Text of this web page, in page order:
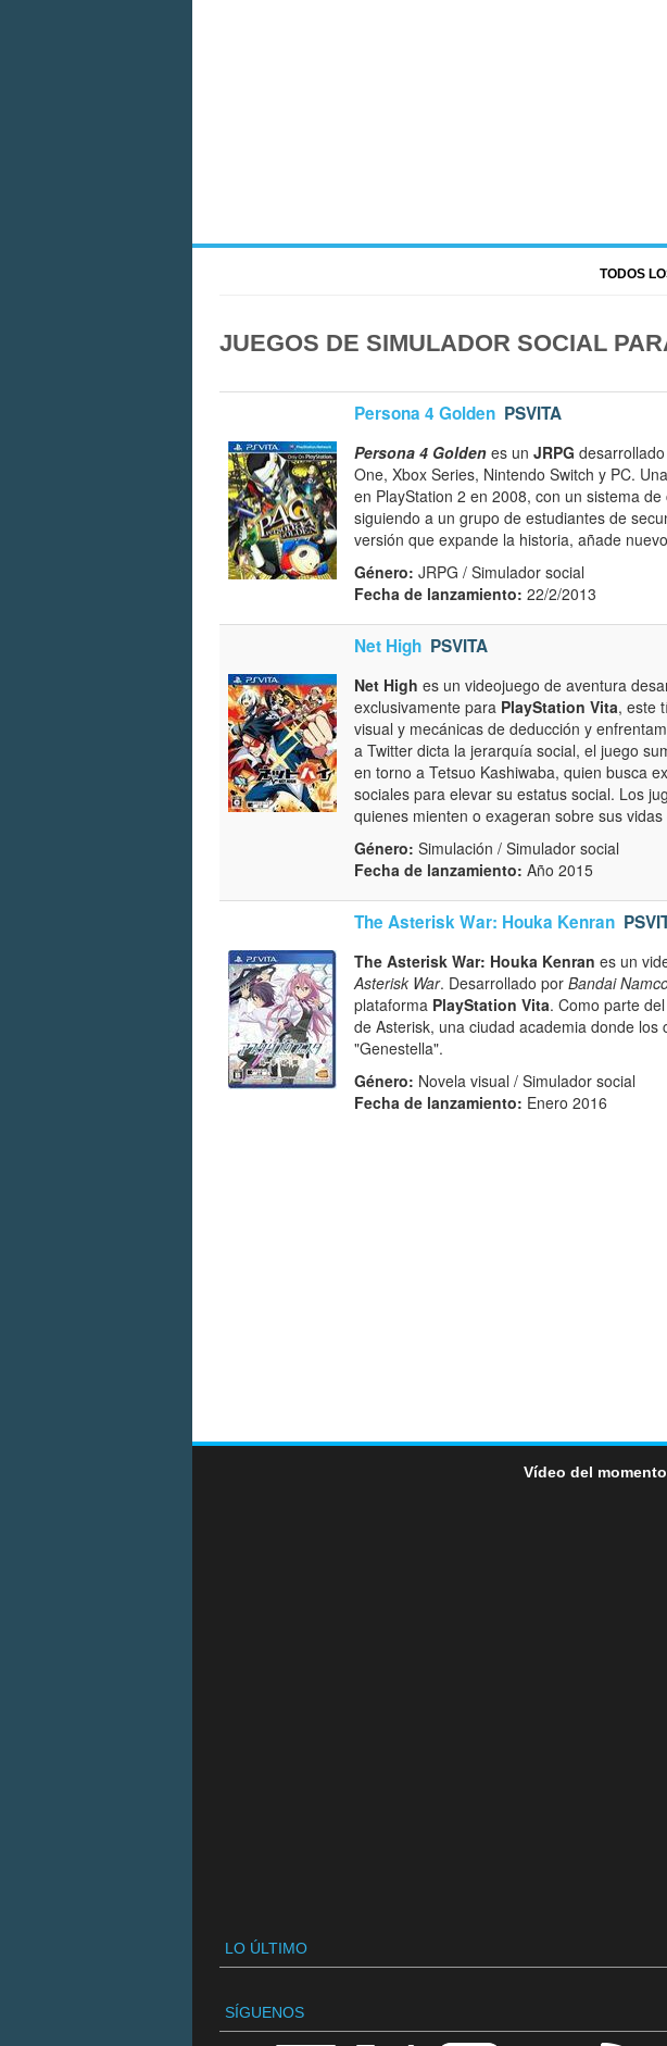
TODOS
JUEGOS DE SIMULADOR SOCIAL
Persona 4 Golden PSVITA
Persona 4 Golden es un JRPG
One, Xbox Series, Nintendo Switch y PC.
en PlayStation 2 en 2008, con un sistema
siguiendo a un grupo de estudiantes de
versión que expande la historia, añade
Género: JRPG / Simulador social
Fecha de lanzamiento: 22/2/2013
Net High PSVITA
Net High es un videojuego de aventura
exclusivamente para PlayStation Vita, este
visual y mecánicas de deducción y
a Twitter dicta la jerarquía social, el juego
en torno a Tetsuo Kashiwaba, quien busca
sociales para elevar su estatus social. Los
quienes mienten o exageran sobre sus
Género: Simulación / Simulador social
Fecha de lanzamiento: Año 2015
The Asterisk War: Houka Kenran
The Asterisk War: Houka Kenran es un
Asterisk War. Desarrollado por Bandai
plataforma PlayStation Vita. Como parte
de Asterisk, una ciudad academia donde
"Genestella".
Género: Novela visual / Simulador social
Fecha de lanzamiento: Enero 2016
Vídeo del
LO ÚLTIMO
SÍGUENOS